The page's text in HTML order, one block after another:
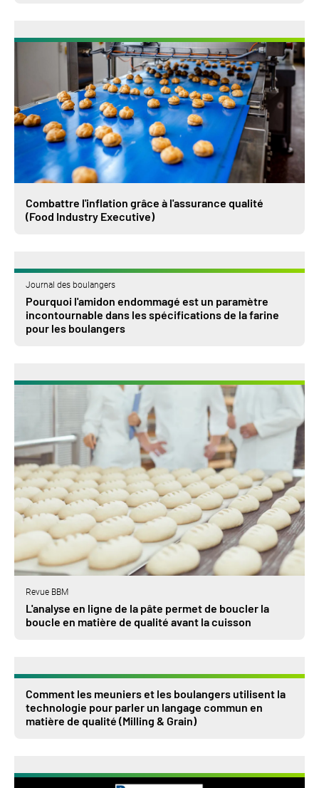
Combattre l'inflation grâce à l'assurance qualité
(Food Industry Executive)
Journal des boulangers
Pourquoi l'amidon endommagé est un paramètre
incontournable dans les spécifications de la farine
pour les boulangers
Revue BBM
L'analyse en ligne de la pâte permet de boucler la
boucle en matière de qualité avant la cuisson
Comment les meuniers et les boulangers utilisent la
technologie pour parler un langage commun en
matière de qualité (Milling & Grain)